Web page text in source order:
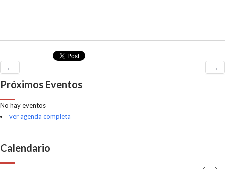
← →
Próximos Eventos
No hay eventos
ver agenda completa
Calendario